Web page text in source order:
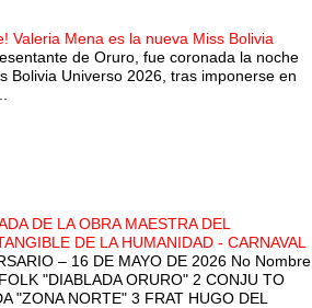
Valeria Mena es la nueva Miss Bolivia
de Oruro, fue coronada la noche
Bolivia Universo 2026, tras imponerse en
DE LA OBRA MAESTRA DEL
DE LA HUMANIDAD - CARNAVAL
– 16 DE MAYO DE 2026 No Nombre
"DIABLADA ORURO" 2 CONJU TO
"ZONA NORTE" 3 FRAT HUGO DEL